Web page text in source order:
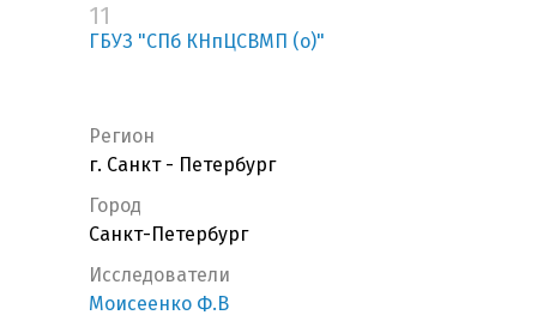
11
ГБУЗ "СПб КНпЦСВМП (о)"
Регион
г. Санкт - Петербург
Город
Санкт-Петербург
Исследователи
Моисеенко Ф.В